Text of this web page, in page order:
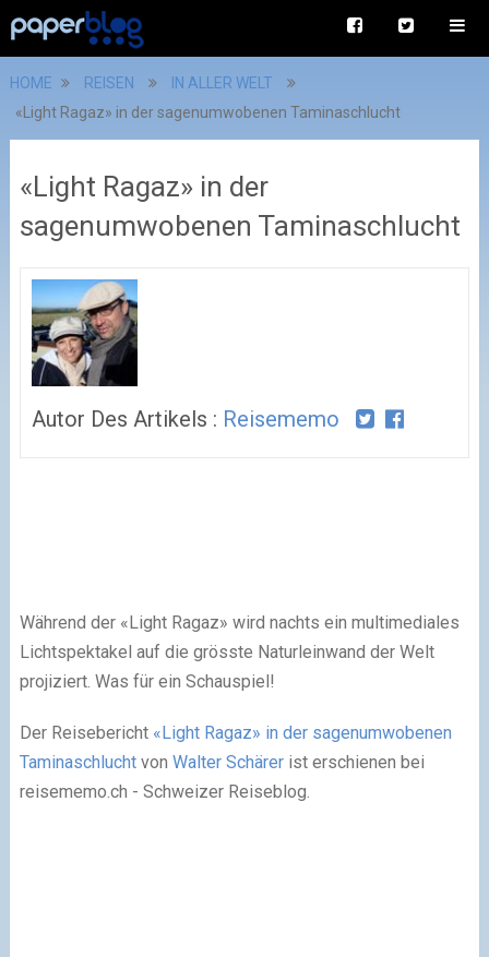
HOME REISEN
IN ALLER WELT
«Light Ragaz» in der sagenumwobenen Taminaschlucht
«Light Ragaz» in der
sagenumwobenen Taminaschlucht
Autor Des Artikels : Reisememo
Während der «Light Ragaz» wird nachts ein multimediales
Lichtspektakel auf die grösste Naturleinwand der Welt
projiziert. Was für ein Schauspiel!
Der Reisebericht «Light Ragaz» in der sagenumwobenen
Taminaschluchtvon Walter Schärerist erschienen bei
reisememo.ch - Schweizer Reiseblog.